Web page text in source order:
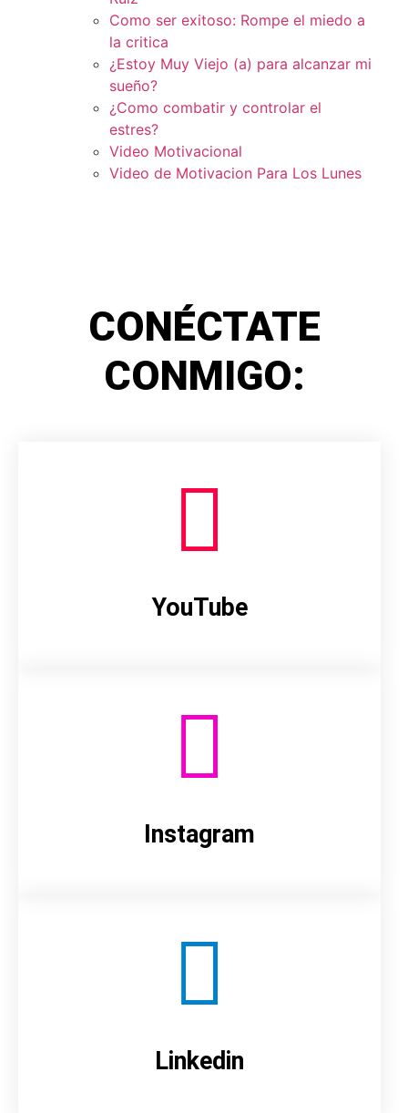
Como ser exitoso: Rompe el miedo a
la critica
¿Estoy Muy Viejo (a) para alcanzar mi
sueño?
¿Como combatir y controlar el
estres?
Video Motivacional
Video de Motivacion Para Los Lunes
CONÉCTATE
CONMIGO:
YouTube
Instagram
Linkedin